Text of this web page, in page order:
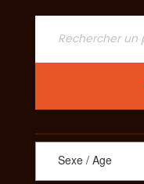
Sexe / Age